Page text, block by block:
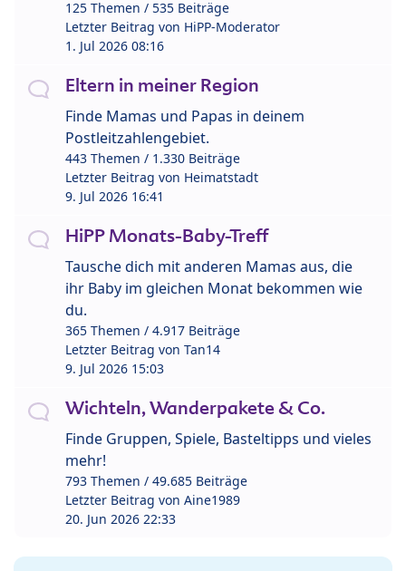
125 Themen / 535 Beiträge
Letzter Beitrag von HiPP-Moderator
1. Jul 2026 08:16
Eltern in meiner Region
Finde Mamas und Papas in deinem
Postleitzahlengebiet.
443 Themen / 1.330 Beiträge
Letzter Beitrag von Heimatstadt
9. Jul 2026 16:41
HiPP Monats-Baby-Treff
Tausche dich mit anderen Mamas aus, die
ihr Baby im gleichen Monat bekommen wie
du.
365 Themen / 4.917 Beiträge
Letzter Beitrag von Tan14
9. Jul 2026 15:03
Wichteln, Wanderpakete & Co.
Finde Gruppen, Spiele, Basteltipps und vieles
mehr!
793 Themen / 49.685 Beiträge
Letzter Beitrag von Aine1989
20. Jun 2026 22:33